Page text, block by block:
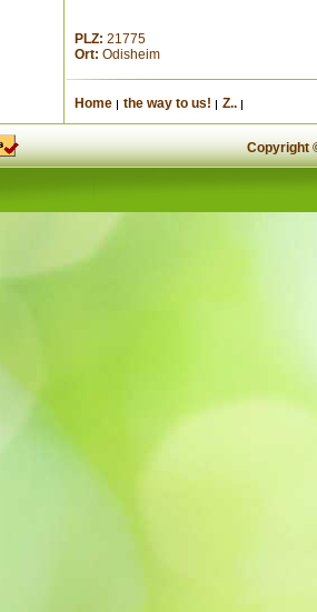
PLZ: 21775
Ort: Odisheim
Home the way to us! Z..
Copyright